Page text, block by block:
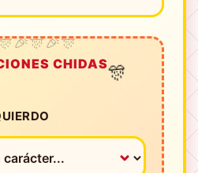
CHIDAS🎊